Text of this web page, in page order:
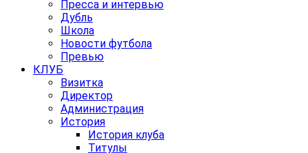
Пресса и интервью
Дубль
Школа
Новости футбола
Превью
КЛУБ
Визитка
Директор
Администрация
История
История клуба
Титулы